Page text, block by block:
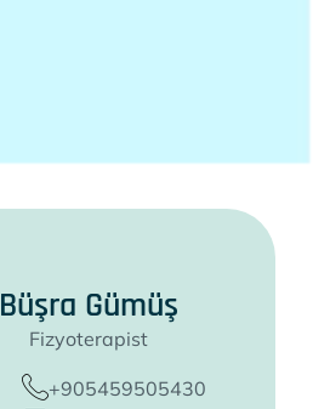
Büşra Gümüş
Fizyoterapist
+905459505430